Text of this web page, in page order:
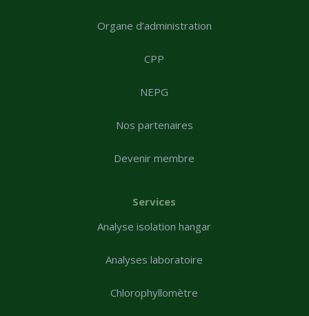
Organe d’administration
CPP
NEPG
Nos partenaires
Devenir membre
Services
Analyse isolation hangar
Analyses laboratoire
Chlorophyllomètre